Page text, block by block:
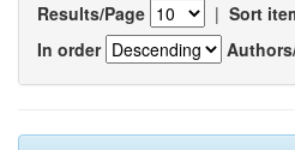
Results/Page | Sort
In order